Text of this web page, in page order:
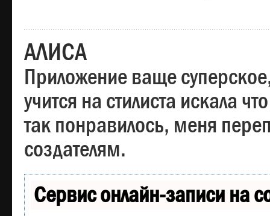
АЛИСА
Приложение ваще
учится на стилиста искала
так понравилось, меня
создателям.
Сервис онлайн-записи на